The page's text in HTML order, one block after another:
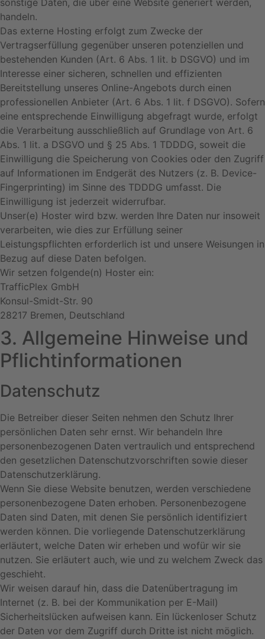
sonstige Daten, die über eine Website generiert werden,
handeln.
Das externe Hosting erfolgt zum Zwecke der
Vertragserfüllung gegenüber unseren potenziellen und
bestehenden Kunden (Art. 6 Abs. 1 lit. b DSGVO) und im
Interesse einer sicheren, schnellen und effizienten
Bereitstellung unseres Online-Angebots durch einen
professionellen Anbieter (Art. 6 Abs. 1 lit. f DSGVO). Sofern
eine entsprechende Einwilligung abgefragt wurde, erfolgt
die Verarbeitung ausschließlich auf Grundlage von Art. 6
Abs. 1 lit. a DSGVO und § 25 Abs. 1 TDDDG, soweit die
Einwilligung die Speicherung von Cookies oder den Zugriff
auf Informationen im Endgerät des Nutzers (z. B. Device-
Fingerprinting) im Sinne des TDDDG umfasst. Die
Einwilligung ist jederzeit widerrufbar.
Unser(e) Hoster wird bzw. werden Ihre Daten nur insoweit
verarbeiten, wie dies zur Erfüllung seiner
Leistungspflichten erforderlich ist und unsere Weisungen in
Bezug auf diese Daten befolgen.
Wir setzen folgende(n) Hoster ein:
TrafficPlex GmbH
Konsul-Smidt-Str. 90
28217 Bremen, Deutschland
3. Allgemeine Hinweise und
Pflicht­informationen
Datenschutz
Die Betreiber dieser Seiten nehmen den Schutz Ihrer
persönlichen Daten sehr ernst. Wir behandeln Ihre
personenbezogenen Daten vertraulich und entsprechend
den gesetzlichen Datenschutzvorschriften sowie dieser
Datenschutzerklärung.
Wenn Sie diese Website benutzen, werden verschiedene
personenbezogene Daten erhoben. Personenbezogene
Daten sind Daten, mit denen Sie persönlich identifiziert
werden können. Die vorliegende Datenschutzerklärung
erläutert, welche Daten wir erheben und wofür wir sie
nutzen. Sie erläutert auch, wie und zu welchem Zweck das
geschieht.
Wir weisen darauf hin, dass die Datenübertragung im
Internet (z. B. bei der Kommunikation per E-Mail)
Sicherheitslücken aufweisen kann. Ein lückenloser Schutz
der Daten vor dem Zugriff durch Dritte ist nicht möglich.